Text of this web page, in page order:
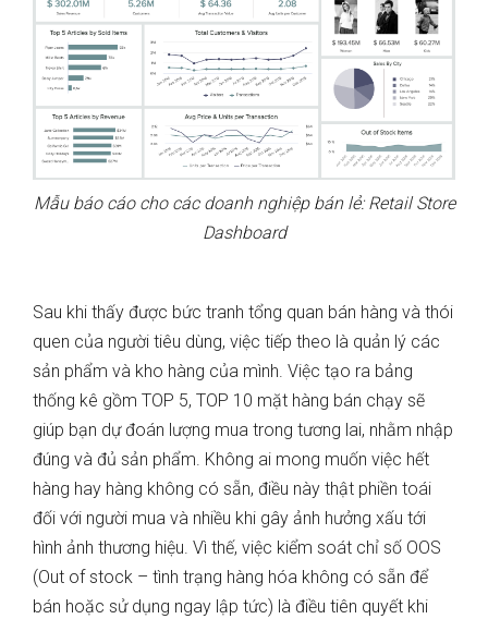
Mẫu báo cáo cho các doanh nghiệp bán lẻ: Retail Store
Dashboard
Sau khi thấy được bức tranh tổng quan bán hàng và thói
quen của người tiêu dùng, việc tiếp theo là quản lý các
sản phẩm và kho hàng của mình. Việc tạo ra bảng
thống kê gồm TOP 5, TOP 10 mặt hàng bán chạy sẽ
giúp bạn dự đoán lượng mua trong tương lai, nhằm nhập
đúng và đủ sản phẩm. Không ai mong muốn việc hết
hàng hay hàng không có sẵn, điều này thật phiền toái
đối với người mua và nhiều khi gây ảnh hưởng xấu tới
hình ảnh thương hiệu. Vì thế, việc kiểm soát chỉ số OOS
(Out of stock – tình trạng hàng hóa không có sẵn để
bán hoặc sử dụng ngay lập tức) là điều tiên quyết khi